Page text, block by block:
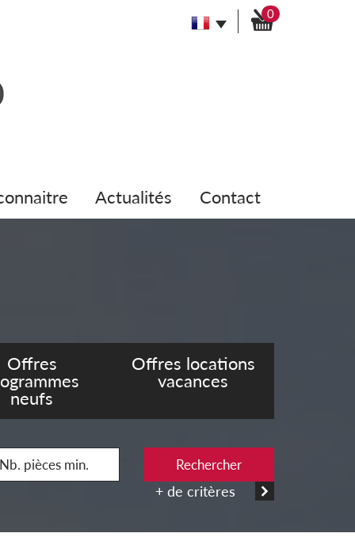
0
actualités contact
Offres
neufs
Offres locations
vacances
Rechercher
+ de critères